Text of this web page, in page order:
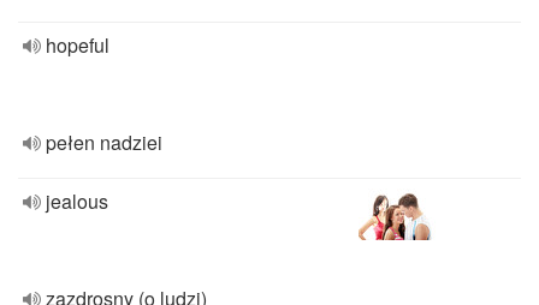
hopeful
pełen nadziei
jealous
zazdrosny (o ludzi)